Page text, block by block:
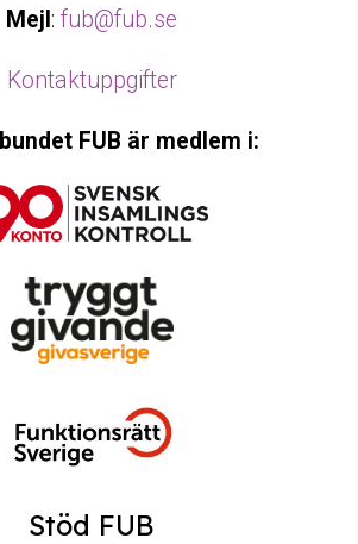
Mejl : fub@fub.se
Kontaktuppgifter
FUB är medlem i:
Stöd FUB